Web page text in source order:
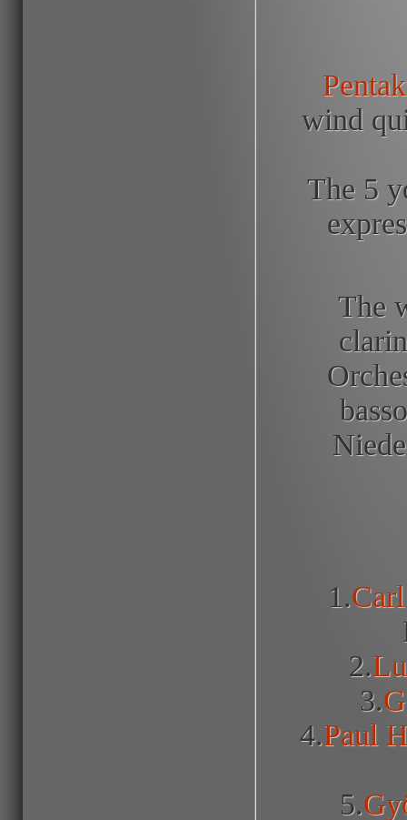
wind
The 5
The
1.
2.
3.
4.Paul
5.